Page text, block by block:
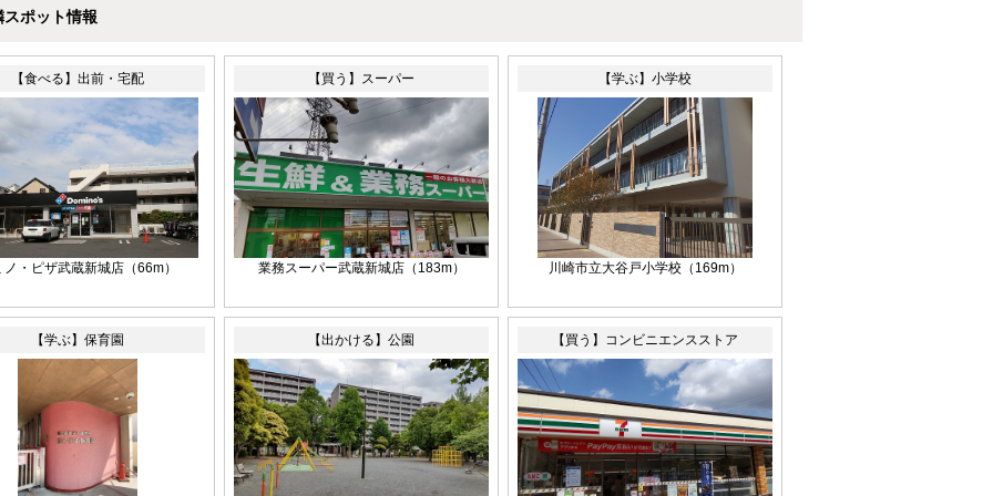
スポット情報
【食べる】出前・宅配
ノ・ピザ武蔵新城店（66m）
【買う】スーパー
業務スーパー武蔵新城店（183m）
【学ぶ】小学校
川崎市立大谷戸小学校（169m）
【学ぶ】保育園 【出かける】公園 【買う】コンビニエンスストア